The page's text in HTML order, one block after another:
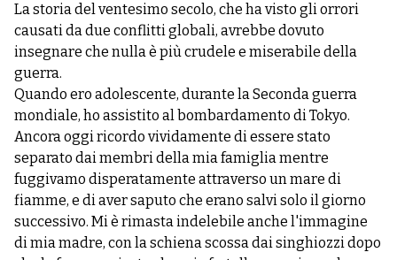
La storia del ventesimo secolo, che ha visto gli orrori
causati da due conflitti globali, avrebbe dovuto
insegnare che nulla è più crudele e miserabile della
guerra.
Quando ero adolescente, durante la Seconda guerra
mondiale, ho assistito al bombardamento di Tokyo.
Ancora oggi ricordo vividamente di essere stato
separato dai membri della mia famiglia mentre
fuggivamo disperatamente attraverso un mare di
fiamme, e di aver saputo che erano salvi solo il giorno
successivo. Mi è rimasta indelebile anche l'immagine
di mia madre, con la schiena scossa dai singhiozzi dopo